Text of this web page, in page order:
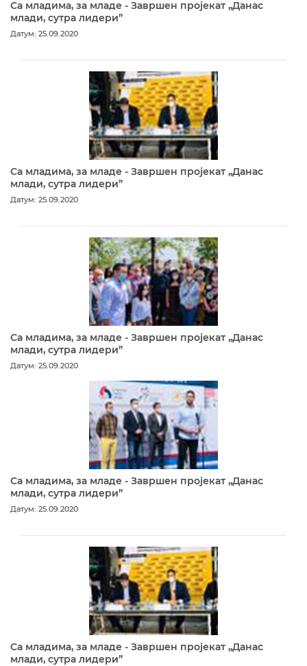
Са младима, за младе - Завршен пројекат „Данас
млади, сутра лидери”
Датум: 25.09.2020
Са младима, за младе - Завршен пројекат „Данас
млади, сутра лидери”
Датум: 25.09.2020
Са младима, за младе - Завршен пројекат „Данас
млади, сутра лидери”
Датум: 25.09.2020
Са младима, за младе - Завршен пројекат „Данас
млади, сутра лидери”
Датум: 25.09.2020
Са младима, за младе - Завршен пројекат „Данас
млади, сутра лидери”